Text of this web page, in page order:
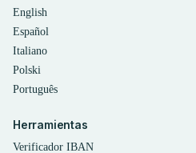
English
Español
Italiano
Polski
Português
Herramientas
Verificador IBAN